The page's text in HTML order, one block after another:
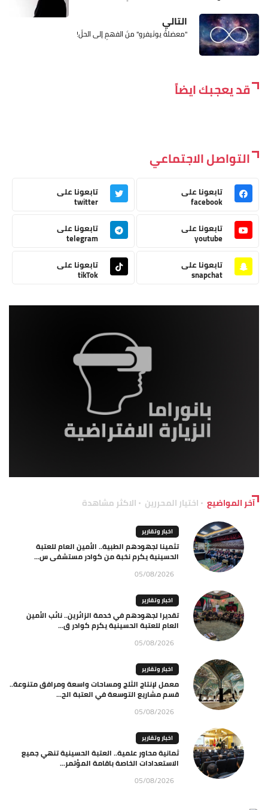
التالي
"معضلةُ يوثيفرو" منَ الفهمِ إلى الحلّ!
قد يعجبك ايضاً
التواصل الاجتماعي
تابعونا على
facebook
تابعونا على
twitter
تابعونا على
youtube
تابعونا على
telegram
تابعونا على
snapchat
تابعونا على
tikTok
آخر المواضيع اختيار المحررين الاكثر مشاهدة
اخبار وتقارير
تثمينا لجهودهم الطبية.. الأمين العام للعتبة
الحسينية يكرم نخبة من كوادر مستشفى س...
05/08/2026
اخبار وتقارير
تقديرا لجهودهم في خدمة الزائرين.. نائب الأمين
العام للعتبة الحسينية يكرم كوادر ق...
05/08/2026
اخبار وتقارير
معمل لإنتاج الثلج ومساحات واسعة ومرافق متنوعة..
قسم مشاريع التوسعة في العتبة الح...
05/08/2026
اخبار وتقارير
ثمانية محاور علمية.. العتبة الحسينية تنهي جميع
الاستعدادات الخاصة باقامة المؤتمر...
05/08/2026